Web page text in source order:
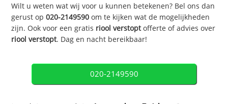
Wilt u weten wat wij voor u kunnen betekenen? Bel ons dan
gerust op020-2149590 om te kijken wat de mogelijkheden
zijn. Ook voor een gratis riool verstoptofferte of advies over
riool verstopt. Dag en nacht bereikbaar!
020-2149590